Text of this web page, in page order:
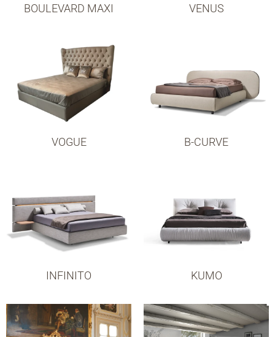
BOULEVARD MAXI VENUS
VOGUE B-CURVE
INFINITO KUMO